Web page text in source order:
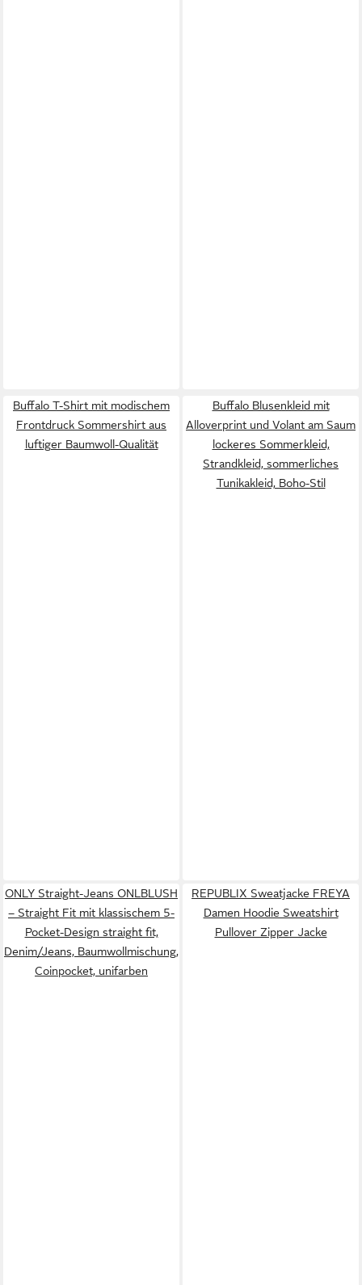
Buffalo T-Shirt mit modischem
Frontdruck Sommershirt aus
luftiger Baumwoll-Qualität
Buffalo Blusenkleid mit
Alloverprint und Volant am Saum
lockeres Sommerkleid,
Strandkleid, sommerliches
Tunikakleid, Boho-Stil
ONLY Straight-Jeans ONLBLUSH
– Straight Fit mit klassischem 5-
Pocket-Design straight fit,
Denim/Jeans, Baumwollmischung,
Coinpocket, unifarben
REPUBLIX Sweatjacke FREYA
Damen Hoodie Sweatshirt
Pullover Zipper Jacke